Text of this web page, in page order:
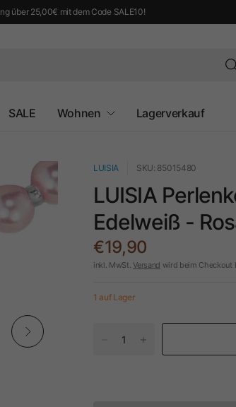
über 25,00€ mit dem Code SALE10!
SALE Wohnen Lagerverkauf
LUISIA SKU: 85015480
LUISIA
Edelweiß -
€19,90
inkl. MwSt.Versand wird beim Checkout
1 auf Lager